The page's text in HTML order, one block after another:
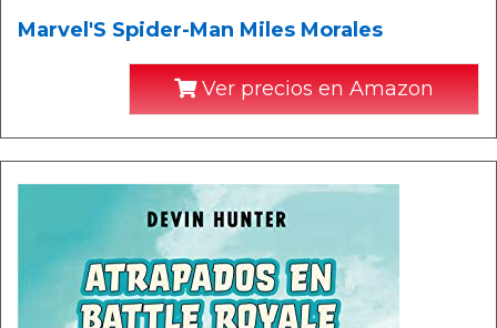
Marvel'S Spider-Man Miles Morales
Ver precios en Amazon